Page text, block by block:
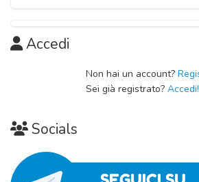
Accedi
Non hai un account?
Sei già registrato? Accedi!
Socials